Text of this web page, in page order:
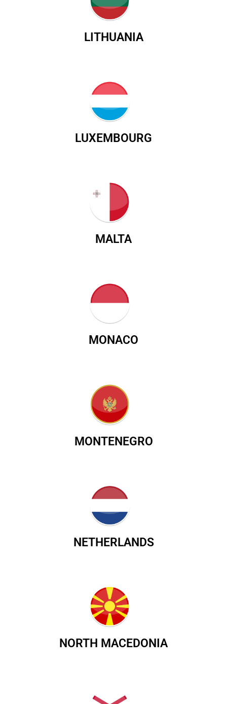
LITHUANIA
LUXEMBOURG
MALTA
MONACO
MONTENEGRO
NETHERLANDS
NORTH MACEDONIA